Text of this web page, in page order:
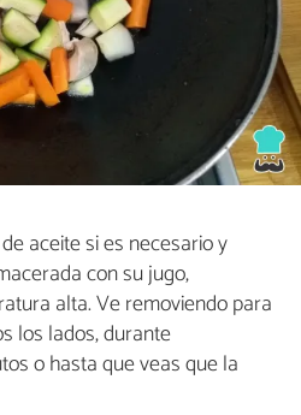
aceite si es necesario y
con su jugo,
alta. Ve removiendo para
los lados, durante
o hasta que veas que la